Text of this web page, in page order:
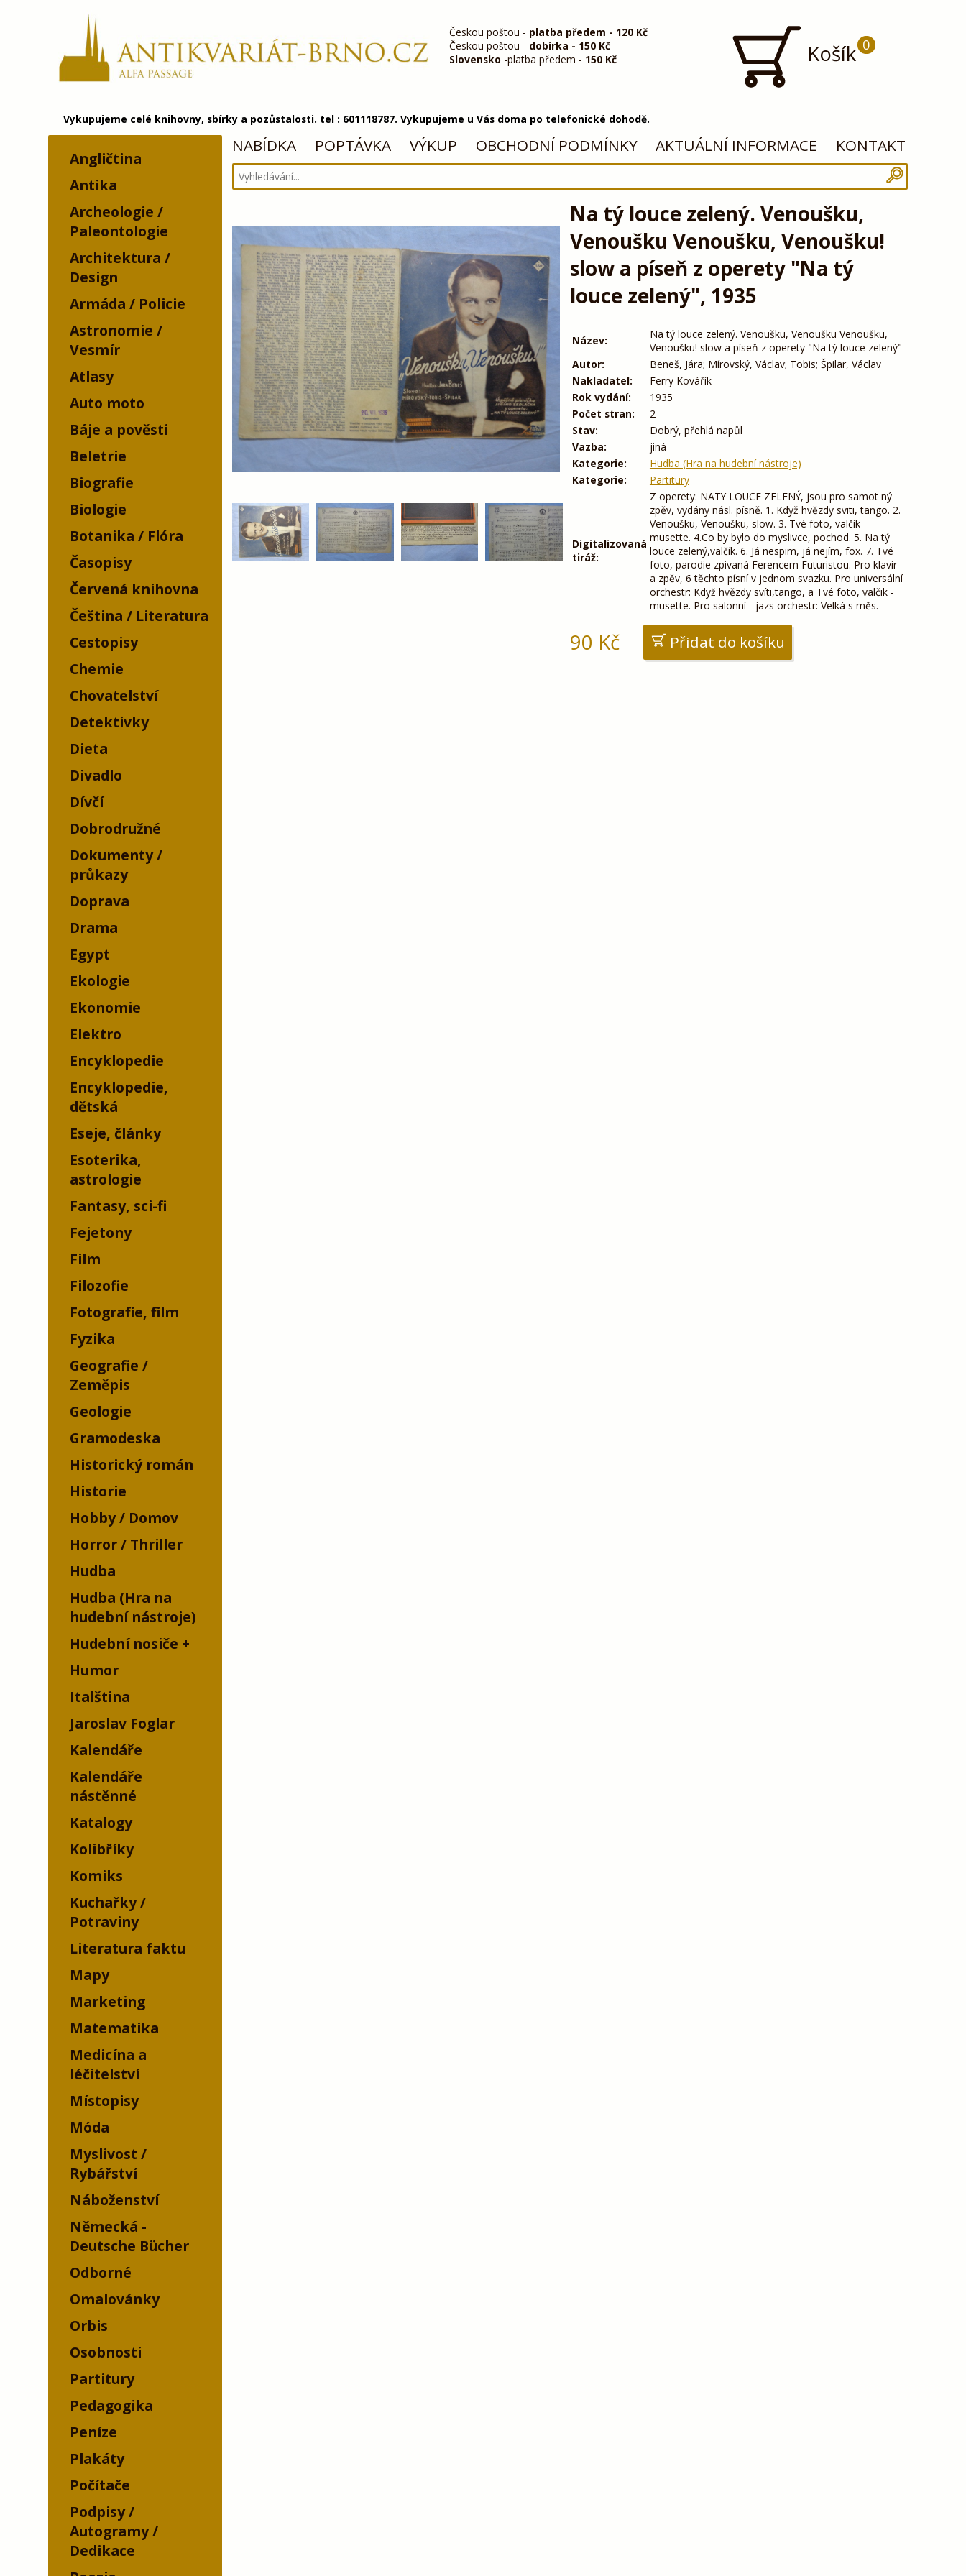
Českou poštou - platba předem - 120 Kč
Českou poštou - dobírka - 150 Kč
Slovensko -platba předem - 150 Kč Košík 0
Vykupujeme celé knihovny, sbírky a pozůstalosti. tel : 601118787. Vykupujeme u Vás doma po telefonické dohodě.
Angličtina
Antika
Archeologie /
Paleontologie
Architektura /
Design
Armáda / Policie
Astronomie /
Vesmír
Atlasy
Auto moto
Báje a pověsti
Beletrie
Biografie
Biologie
Botanika / Flóra
Časopisy
Červená knihovna
Čeština / Literatura
Cestopisy
Chemie
Chovatelství
Detektivky
Dieta
Divadlo
Dívčí
Dobrodružné
Dokumenty /
průkazy
Doprava
Drama
Egypt
Ekologie
Ekonomie
Elektro
Encyklopedie
Encyklopedie,
dětská
Eseje, články
Esoterika,
astrologie
Fantasy, sci-fi
Fejetony
Film
Filozofie
Fotografie, film
Fyzika
Geografie /
Zeměpis
Geologie
Gramodeska
Historický román
Historie
Hobby / Domov
Horror / Thriller
Hudba
Hudba (Hra na
hudební nástroje)
Hudební nosiče
Humor
Italština
Jaroslav Foglar
Kalendáře
Kalendáře
nástěnné
Katalogy
Kolibříky
Komiks
Kuchařky /
Potraviny
Literatura faktu
Mapy
Marketing
Matematika
Medicína a
léčitelství
Místopisy
Móda
Myslivost /
Rybářství
Náboženství
Německá -
Deutsche Bücher
Odborné
Omalovánky
Orbis
Osobnosti
Partitury
Pedagogika
Peníze
Plakáty
Počítače
Podpisy /
Autogramy /
Dedikace
NABÍDKA POPTÁVKA VÝKUP OBCHODNÍ PODMÍNKY AKTUÁLNÍ INFORMACE KONTAKT
Na tý louce zelený. Venoušku,
Venoušku Venoušku, Venoušku!
slow a píseň z operety "Na tý
louce zelený", 1935
Název:
Na tý louce zelený. Venoušku, Venoušku Venoušku,
Venoušku! slow a píseň z operety "Na tý louce zelený"
Autor:
Beneš, Jára; Mírovský, Václav; Tobis; Špilar, Václav
Nakladatel:
Ferry Kovářík
Rok vydání:
1935
Počet stran:
2
Stav:
Dobrý, přehlá napůl
Vazba:
jiná
Kategorie:
Hudba (Hra na hudební nástroje)
Kategorie:
Partitury
Digitalizovaná
tiráž:
Z operety: NATY LOUCE ZELENÝ, jsou pro samot ný
zpěv, vydány násl. písně. 1. Když hvězdy sviti, tango. 2.
Venoušku, Venoušku, slow. 3. Tvé foto, valčik -
musette. 4.Co by bylo do myslivce, pochod. 5. Na tý
louce zelený,valčík. 6. Já nespim, já nejím, fox. 7. Tvé
foto, parodie zpivaná Ferencem Futuristou. Pro klavir
a zpěv, 6 těchto písní v jednom svazku. Pro universální
orchestr: Když hvězdy svíti,tango, a Tvé foto, valčik -
musette. Pro salonní - jazs orchestr: Velká s měs.
90 Kč Přidat do košíku